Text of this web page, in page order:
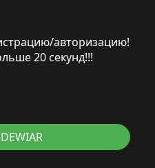
авторизацию!
20 секунд!!!